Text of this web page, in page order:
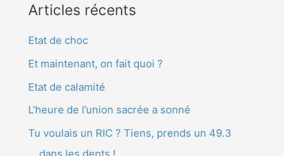
h
e
r
c
Articles récents
Etat de choc
Et maintenant, on fait quoi ?
Etat de calamité
L’heure de l’union sacrée a sonné
Tu voulais un RIC ? Tiens, prends un 49.3